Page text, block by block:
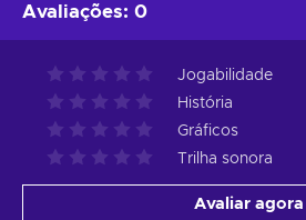
Avaliações: 0
Jogabilidade
História
Gráficos
Trilha sonora
Avaliar agora